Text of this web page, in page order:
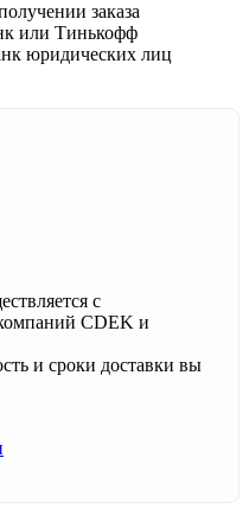
заказа
или Тинькофф
юридических лиц
с
CDEK и
и сроки доставки вы